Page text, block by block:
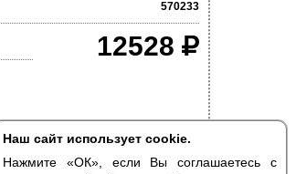
Наш сайт использует cookie.
Нажмите «ОК», если Вы соглашаетесь с
570233
12528